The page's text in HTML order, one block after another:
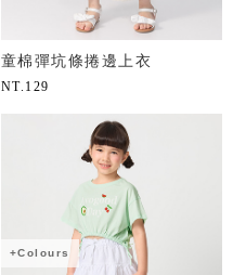
童棉彈坑條捲邊上衣
NT. 129
+Colours